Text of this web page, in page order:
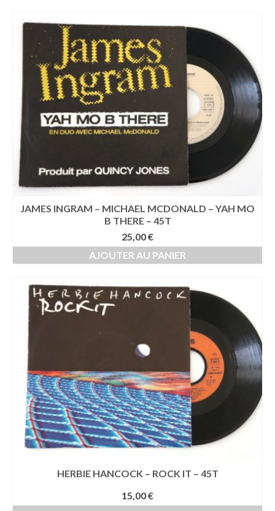
JAMES INGRAM – MICHAEL MCDONALD – YAH MO
B THERE – 45T
25,00€
AJOUTER AU PANIER
HERBIE HANCOCK – ROCK IT – 45T
15,00€